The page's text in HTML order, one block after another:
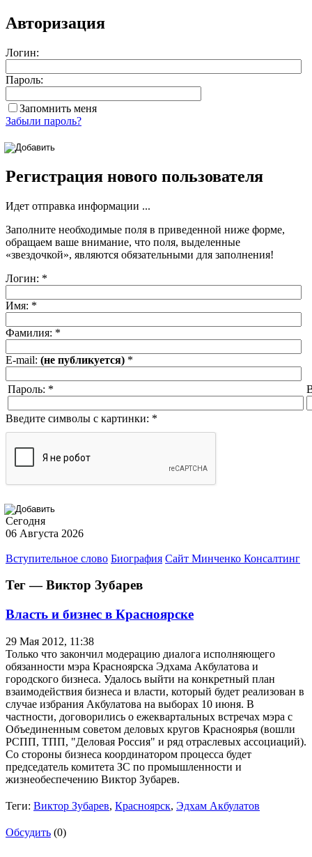
Авторизация
Логин:
Пароль:
Запомнить меня
Забыли пароль?
Регистрация нового пользователя
Идет отправка информации ...
Заполните необходимые поля в приведенной ниже форме,
обращаем ваше внимание, что поля, выделенные
«звездочкой», являются обязательными для заполнения!
Логин: *
Имя: *
Фамилия: *
E-mail: (не публикуется) *
Пароль: *
Введите символы с картинки: *
Сегодня
06 Августа 2026
Вступительное слово Биография Сайт Минченко Консалтинг
Тег — Виктор Зубарев
Власть и бизнес в Красноярске
29 Мая 2012, 11:38
Только что закончил модерацию диалога исполняющего
обязанности мэра Красноярска Эдхама Акбулатова и
городского бизнеса. Удалось выйти на конкретный план
взаимодействия бизнеса и власти, который будет реализован в
случае избрания Акбулатова на выборах 10 июня. В
частности, договорились о ежеквартальных встречах мэра с
Объединенным советом деловых кругов Красноярья (вошли
РСПП, ТПП, "Деловая Россия" и ряд отраслевых ассоциаций).
Со стороны бизнеса координатором процесса будет
председатель комитета ЗС по промышленности и
жизнеобеспечению Виктор Зубарев.
Теги: Виктор Зубарев, Красноярск, Эдхам Акбулатов
Обсудить (0)